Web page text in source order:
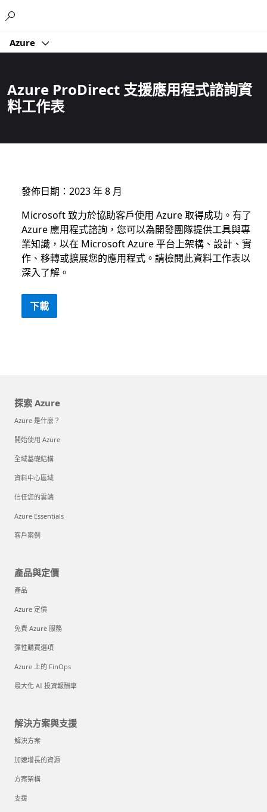
Azure
Azure ProDirect 支援應用程式諮詢資
料工作表
發佈日期：2023 年 8 月
Microsoft 致力於協助客戶使用 Azure 取得成功。有了
Azure 應用程式諮詢，您可以為開發團隊提供工具與專
業知識，以在 Microsoft Azure 平台上架構、設計、實
作、移轉或擴展您的應用程式。請檢閱此資料工作表以
深入了解。
下載
探索 Azure
Azure 是什麼？
開始使用 Azure
全域基礎結構
資料中心區域
信任您的雲端
Azure Essentials
客戶案例
產品與定價
產品
Azure 定價
免費 Azure 服務
彈性購買選項
Azure 上的 FinOps
最大化 AI 投資報酬率
解決方案與支援
解決方案
加速增長的資源
方案架構
支援